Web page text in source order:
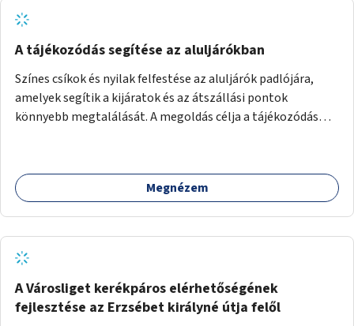
A tájékozódás segítése az aluljárókban
Színes csíkok és nyilak felfestése az aluljárók padlójára,
amelyek segítik a kijáratok és az átszállási pontok
könnyebb megtalálását. A megoldás célja a tájékozódás
Megnézem
A Városliget kerékpáros elérhetőségének
fejlesztése az Erzsébet királyné útja felől